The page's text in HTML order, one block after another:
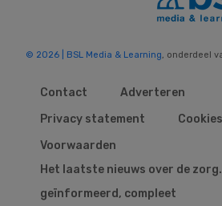
© 2026 | BSL Media & Learning, onderdeel
Contact
Adverteren
Privacy statement
Cookies
Voorwaarden
Het laatste nieuws over de zorg.
geïnformeerd, compleet